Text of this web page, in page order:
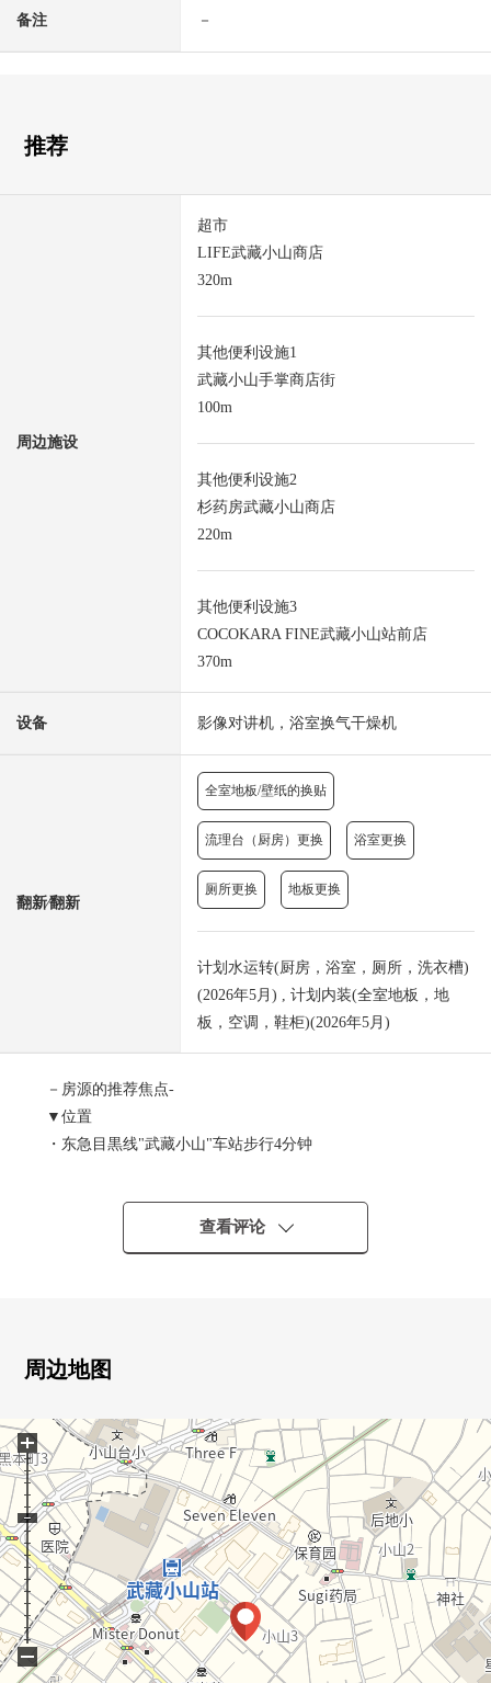
备注 －
推荐
周边施设
超市
LIFE武藏小山商店
320m
其他便利设施1
武藏小山手掌商店街
100m
其他便利设施2
杉药房武藏小山商店
220m
其他便利设施3
COCOKARA FINE武藏小山站前店
370m
设备 影像对讲机，浴室换气干燥机
翻新⁄翻新
全室地板/壁纸的换贴
流理台（厨房）更换 浴室更换
厕所更换 地板更换
计划水运转(厨房，浴室，厕所，洗衣槽)
(2026年5月) , 计划内装(全室地板，地
板，空调，鞋柜)(2026年5月)
－房源的推荐焦点-
▼位置
・东急目黒线"武藏小山"车站步行4分钟
▼Mansion的特徴
・实际使用面积29.87平米，1K型的房型
・到国内领先的手掌商店街约100m(步行2分钟)
・独立盥洗台
・有监视器的内部对讲机
・在整体卫浴(1216)，附带再加热功能，浴室烘干机
▼翻新内容(2026年5月实施)
・整体卫浴交换
・组合厨房交换
・厕所、盥洗台交换
・可动的搁板NEW设置
・洗衣槽交换
・已经地板，Cross张替换
查看评论
周边地图
+
−